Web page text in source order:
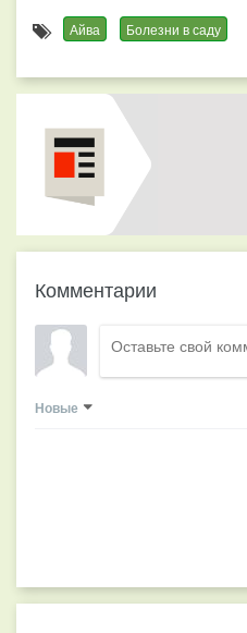
Айва Болезни в саду
Комментарии
Новые